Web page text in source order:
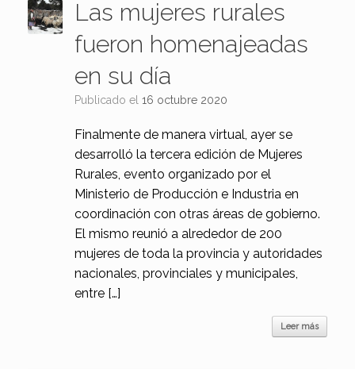
Las mujeres rurales
fueron homenajeadas
en su día
Publicado el 16 octubre 2020
Finalmente de manera virtual, ayer se
desarrolló la tercera edición de Mujeres
Rurales, evento organizado por el
Ministerio de Producción e Industria en
coordinación con otras áreas de gobierno.
El mismo reunió a alrededor de 200
mujeres de toda la provincia y autoridades
nacionales, provinciales y municipales,
entre […]
Leer más